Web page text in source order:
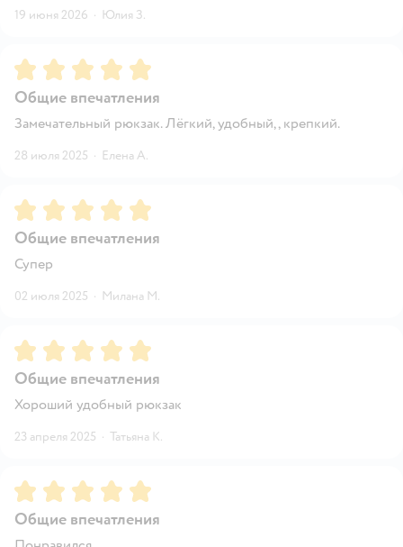
19 июня 2026 · Юлия З.
Рейтинг:5
Общие впечатления
Замечательный рюкзак. Лёгкий, удобный, , крепкий.
28 июля 2025 · Елена А.
Рейтинг:5
Общие впечатления
Супер
02 июля 2025 · Милана М.
Рейтинг:5
Общие впечатления
Хороший удобный рюкзак
23 апреля 2025 · Татьяна К.
Рейтинг:5
Общие впечатления